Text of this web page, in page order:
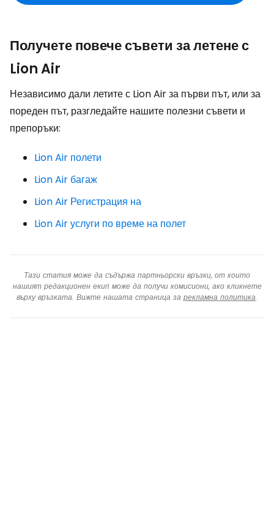
Получете повече съвети за летене с
Lion Air
Независимо дали летите с Lion Air за първи път, или за
пореден път, разгледайте нашите полезни съвети и
препоръки:
Lion Air полети
Lion Air багаж
Lion Air Регистрация на
Lion Air услуги по време на полет
Тази статия може да съдържа партньорски връзки, от които
нашият редакционен екип може да получи комисиони, ако кликнете
върху връзката. Вижте нашата страница за рекламна политика.